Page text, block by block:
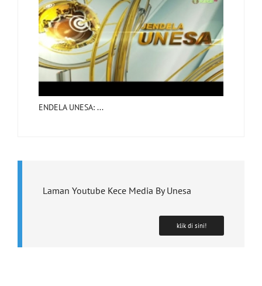
ENDELA UNESA: ...
Laman Youtube Kece Media By Unesa
klik di sini!